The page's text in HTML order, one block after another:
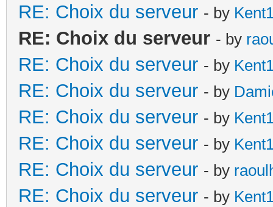
RE: Choix du serveur - by
RE: Choix du serveur - by
RE: Choix du serveur - by
RE: Choix du serveur - by
RE: Choix du serveur - by
RE: Choix du serveur - by
RE: Choix du serveur - by
RE: Choix du serveur - by